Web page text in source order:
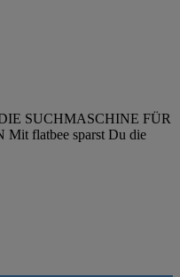
SUCHMASCHINE FÜR
Mit flatbee sparst Du die